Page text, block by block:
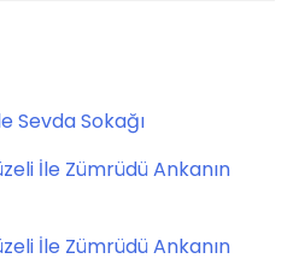
Sevda Sokağı
İle Zümrüdü Ankanın
İle Zümrüdü Ankanın